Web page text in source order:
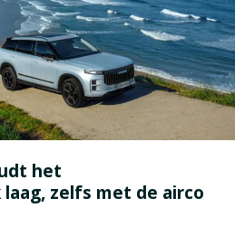
het
zelfs met de airco